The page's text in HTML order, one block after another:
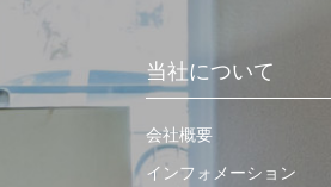
当社について
会社概要
インフォメーション